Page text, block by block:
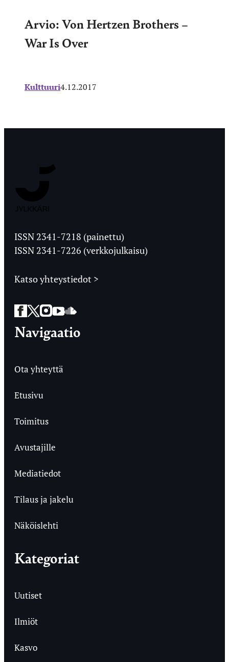
Arvio: Von Hertzen Brothers –
War Is Over
Kulttuuri4.12.2017
Ylioppilaslehti
ISSN 2341-7218 (painettu)
ISSN 2341-7226 (verkkojulkaisu)
Katso yhteystiedot >
Facebook
Twitter
Instagram
YouTube
SoundCloud
Navigaatio
Ota yhteyttä
Etusivu
Toimitus
Avustajille
Mediatiedot
Tilaus ja jakelu
Näköislehti
Kategoriat
Uutiset
Ilmiöt
Kasvo